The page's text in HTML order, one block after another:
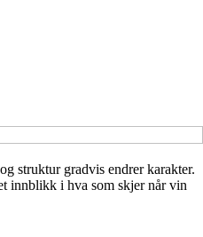
struktur gradvis endrer karakter.
innblikk i hva som skjer når vin